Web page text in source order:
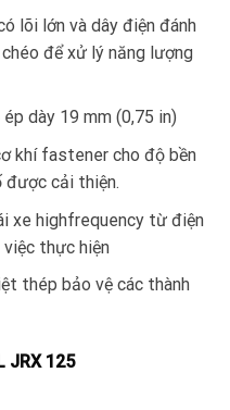
lõi lớn và dây điện đánh
để xử lý năng lượng
dày 19 mm (0,75 in)
khí fastener cho độ bền
cải thiện.
xe highfrequency từ điện
thực hiện
thép bảo vệ các thành
JRX 125